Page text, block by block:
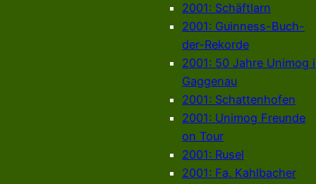
2001: Schäftlarn
2001: Guinness-Buch-
der-Rekorde
2001: 50 Jahre Unimog
Gaggenau
2001: Schattenhofen
2001: Unimog Freunde
on Tour
2001: Rusel
2001: Fa. Kahlbacher